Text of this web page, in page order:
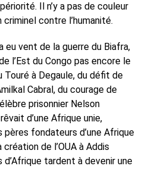
Il n’y a pas de couleur
contre l’humanité.
eu vent de la guerre du Biafra,
l’Est du Congo pas encore le
Touré à Degaule, du défit de
Cabral, du courage de
prisonnier Nelson
d’une Afrique unie,
pères fondateurs d’une Afrique
de l’OUA à Addis
tardent à devenir une